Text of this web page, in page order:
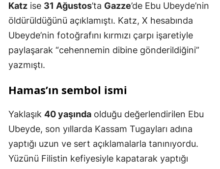
Katz ise 31 Ağustos’ta Gazze’de Ebu Ubeyde’nin
öldürüldüğünü açıklamıştı. Katz, X hesabında
Ubeyde’nin fotoğrafını kırmızı çarpı işaretiyle
paylaşarak “cehennemin dibine gönderildiğini”
yazmıştı.
Hamas’ın sembol ismi
Yaklaşık 40 yaşında olduğu değerlendirilen Ebu
Ubeyde, son yıllarda Kassam Tugayları adına
yaptığı uzun ve sert açıklamalarla tanınıyordu.
Yüzünü Filistin kefiyesiyle kapatarak yaptığı